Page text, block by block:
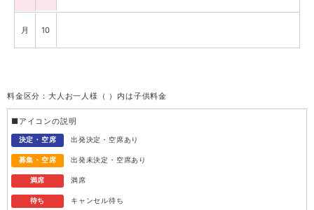
月 10
水 12
木 13
金 14
料金区分：大人お一人様（ ）内は子供料金
■アイコンの説明
決定・空席 出発決定・空席あり
募集・空席 出発未決定・空席あり
満席 満席
待ち キャンセル待ち